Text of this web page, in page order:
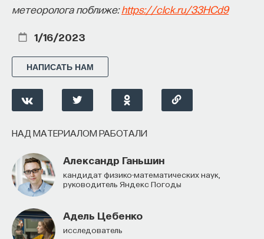
метеоролога поближе:https://clck.ru/33HCd9
1/16/2023
НАПИСАТЬ НАМ
НАД МАТЕРИАЛОМ РАБОТАЛИ
Александр Ганьшин
кандидат физико-математических наук,
руководитель Яндекс Погоды
Адель Цебенко
Исследователь
Слушатели курса убедятся в том, что
философский поиск — это не только каскад
занимательных головоломок, но и набор
инструментов, жизненно необходимых для
современного человека.
Пройдя этот курс, вы:
воспринимать информацию и логично
и аргументированно доказывать свою точку
зрения.
— Узнаете, как философия отвечает
на основополагающие вопросы человечества: что